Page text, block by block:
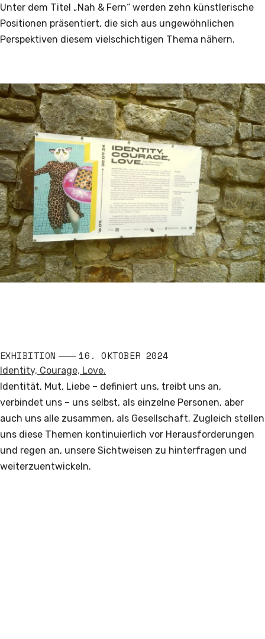
Unter dem Titel „Nah & Fern“ werden zehn künstlerische
Positionen präsentiert, die sich aus ungewöhnlichen
Perspektiven diesem vielschichtigen Thema nähern.
EXHIBITION 16. OKTOBER 2024
Identity, Courage, Love.
Identität, Mut, Liebe – definiert uns, treibt uns an,
verbindet uns – uns selbst, als einzelne Personen, aber
auch uns alle zusammen, als Gesellschaft. Zugleich stellen
uns diese Themen kontinuierlich vor Herausforderungen
und regen an, unsere Sichtweisen zu hinterfragen und
weiterzuentwickeln.